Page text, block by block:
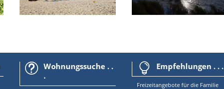
t Wohnungssuche . .
.
 Empfehlungen . . .
Freizeitangebote für die Familie